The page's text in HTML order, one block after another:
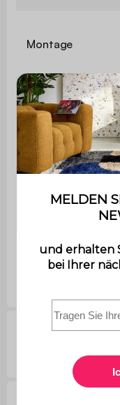
Montage
3x Regal
Innere
Abmessungen
unterstütztes
Nettogewicht